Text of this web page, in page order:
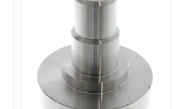
visa delar för vald moped
produkter.